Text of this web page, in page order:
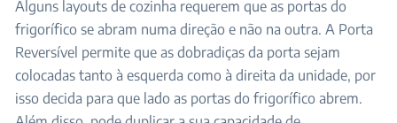
Alguns layouts de cozinha requerem que as portas do
frigorífico se abram numa direção e não na outra. A Porta
Reversível permite que as dobradiças da porta sejam
colocadas tanto à esquerda como à direita da unidade, por
isso decida para que lado as portas do frigorífico abrem.